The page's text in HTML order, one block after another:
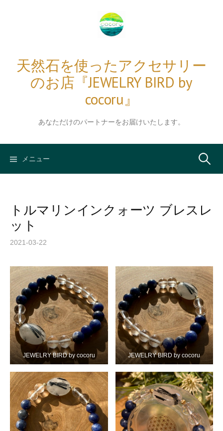
天然石を使ったアクセサリー
のお店『JEWELRY BIRD by
cocoru』
あなただけのパートナーをお届けいたします。
メニュー 検
トルマリンインクォーツ ブレスレ
ット
2021-03-22
JEWELRY BIRD by cocoru JEWELRY BIRD by cocoru